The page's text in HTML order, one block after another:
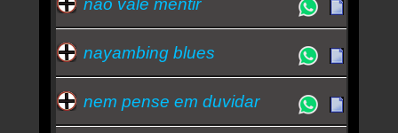
nayambing blues
nem pense em duvidar